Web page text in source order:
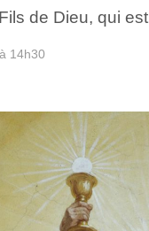
de Dieu, qui
14h30